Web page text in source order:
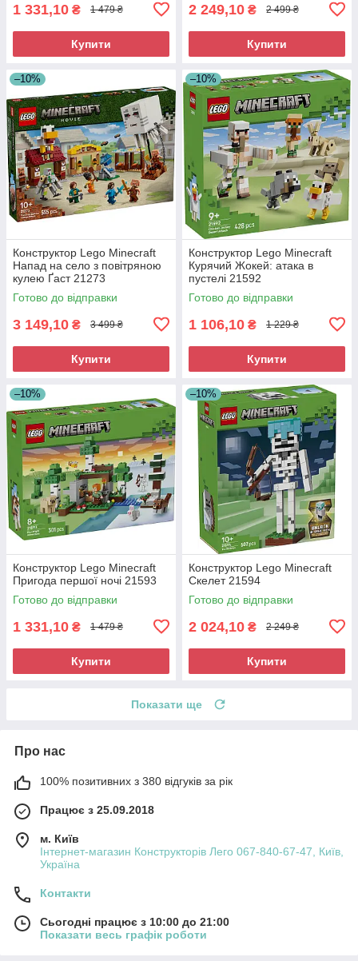
1 331,10 ₴ 1 479 ₴
Купити
2 249,10 ₴ 2 499 ₴
Купити
–10%
Конструктор Lego Minecraft
Напад на село з повітряною
кулею Ґаст 21273
Готово до відправки
3 149,10 ₴ 3 499 ₴
Купити
–10%
Конструктор Lego Minecraft
Курячий Жокей: атака в
пустелі 21592
Готово до відправки
1 106,10 ₴ 1 229 ₴
Купити
–10%
Конструктор Lego Minecraft
Пригода першої ночі 21593
Готово до відправки
1 331,10 ₴ 1 479 ₴
Купити
–10%
Конструктор Lego Minecraft
Скелет 21594
Готово до відправки
2 024,10 ₴ 2 249 ₴
Купити
Показати ще
Про нас
100% позитивних з 380 відгуків за рік
Працює з 25.09.2018
м. Київ
Інтернет-магазин Конструкторів Лего 067-840-67-47, Київ,
Україна
Контакти
Сьогодні працює з 10:00 до 21:00
Показати весь графік роботи